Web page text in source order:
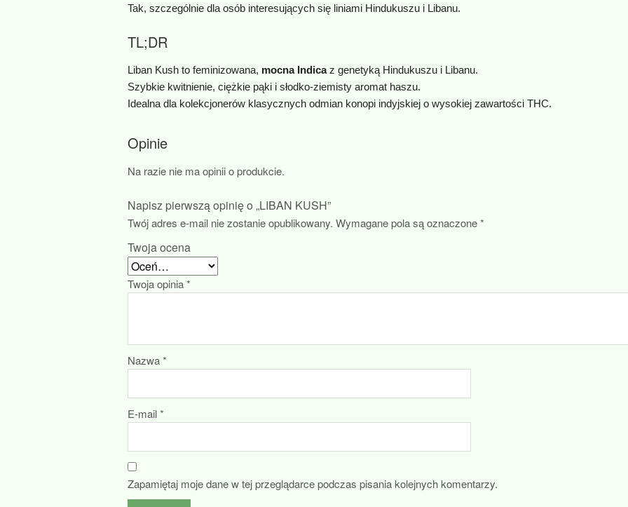
Tak, szczególnie dla osób interesujących się liniami Hindukuszu i Libanu.
TL;DR
Liban Kush to feminizowana, mocna Indicaz genetyką Hindukuszu i Libanu.
Szybkie kwitnienie, ciężkie pąki i słodko‑ziemisty aromat haszu.
Idealna dla kolekcjonerów klasycznych odmian konopi indyjskiej o wysokiej zawartości THC.
Opinie
Na razie nie ma opinii o produkcie.
Napisz pierwszą opinię o „LIBAN KUSH”
Twój adres e-mail nie zostanie opublikowany. Wymagane pola są oznaczone*
Twoja ocena
Twoja opinia*
Nazwa*
E-mail*
Zapamiętaj moje dane w tej przeglądarce podczas pisania kolejnych komentarzy.